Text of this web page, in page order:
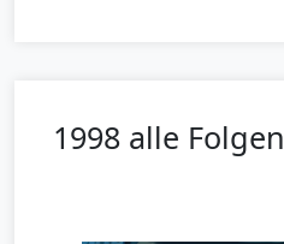
1998 alle Folgen